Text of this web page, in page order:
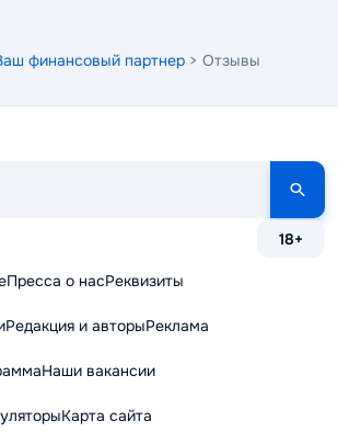
финансовый партнер > Отзывы
18+
Пресса о насРеквизиты
Редакция и авторыРеклама
Наши вакансии
Карта сайта